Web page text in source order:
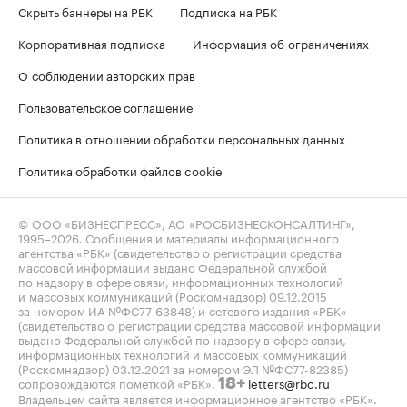
Скрыть баннеры на РБК
Подписка на РБК
Корпоративная подписка
Информация об ограничениях
О соблюдении авторских прав
Пользовательское соглашение
Политика в отношении обработки персональных данных
Политика обработки файлов cookie
© ООО «БИЗНЕСПРЕСС», АО «РОСБИЗНЕСКОНСАЛТИНГ»,
1995–2026 . Сообщения и материалы информационного
агентства «РБК» (свидетельство о регистрации средства
массовой информации выдано Федеральной службой
по надзору в сфере связи, информационных технологий
и массовых коммуникаций (Роскомнадзор) 09.12.2015
за номером ИА №ФС77-63848) и сетевого издания «РБК»
(свидетельство о регистрации средства массовой информации
выдано Федеральной службой по надзору в сфере связи,
информационных технологий и массовых коммуникаций
(Роскомнадзор) 03.12.2021 за номером ЭЛ №ФС77-82385)
сопровождаются пометкой «РБК». 18+ letters@rbc.ru
Владельцем сайта является информационное агентство «РБК».